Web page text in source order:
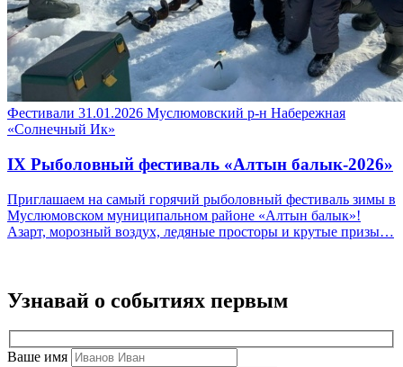
Фестивали 31.01.2026 Муслюмовский р-н Набережная
«Солнечный Ик»
IX Рыболовный фестиваль «Алтын балык-2026»
Приглашаем на самый горячий рыболовный фестиваль зимы в
Муслюмовском муниципальном районе «Алтын балык»!
Азарт, морозный воздух, ледяные просторы и крутые призы…
Узнавай о событиях первым
Ваше имя